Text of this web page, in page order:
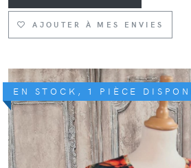
EN STOCK, 1 PIÈCE
AJOUTER À MES ENVIES